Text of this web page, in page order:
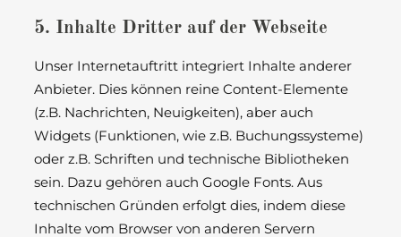
5. Inhalte Dritter auf der Webseite
Unser Internetauftritt integriert Inhalte anderer
Anbieter. Dies können reine Content-Elemente
(z.B. Nachrichten, Neuigkeiten), aber auch
Widgets (Funktionen, wie z.B. Buchungssysteme)
oder z.B. Schriften und technische Bibliotheken
sein. Dazu gehören auch Google Fonts. Aus
technischen Gründen erfolgt dies, indem diese
Inhalte vom Browser von anderen Servern